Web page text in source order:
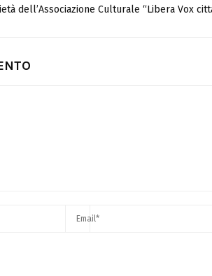
dell’Associazione Culturale “Libera Vox